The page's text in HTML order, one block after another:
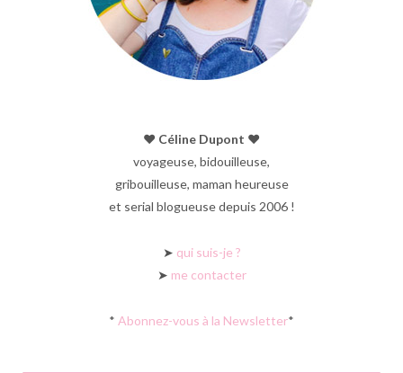
♥︎ Céline Dupont ♥︎
voyageuse, bidouilleuse,
gribouilleuse, maman heureuse
et serial blogueuse depuis 2006 !
➤ qui suis-je ?
➤ me contacter
* Abonnez-vous à la Newsletter*